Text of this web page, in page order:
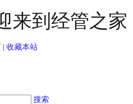
来到经管之家
| 收藏本站
搜索